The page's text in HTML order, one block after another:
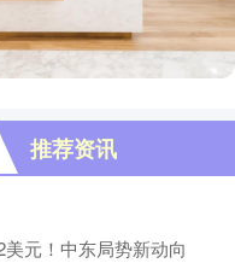
推荐资讯
元！中东局势新动向